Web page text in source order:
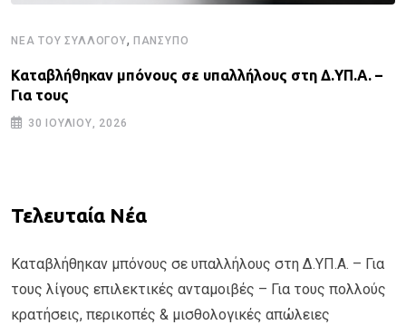
ΝΈΑ ΤΟΥ ΣΥΛΛΌΓΟΥ, ΠΑΝΣΥΠΟ
Καταβλήθηκαν μπόνους σε υπαλλήλους στη Δ.ΥΠ.Α. –
Για τους
30 ΙΟΥΛΊΟΥ, 2026
Τελευταία Νέα
Καταβλήθηκαν μπόνους σε υπαλλήλους στη Δ.ΥΠ.Α. – Για
τους λίγους επιλεκτικές ανταμοιβές – Για τους πολλούς
κρατήσεις, περικοπές & μισθολογικές απώλειες